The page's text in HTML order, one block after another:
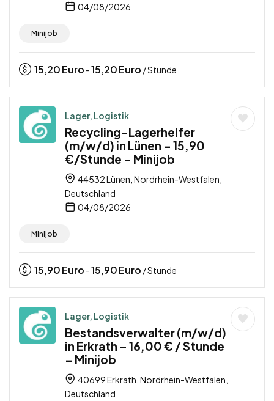
04/08/2026
Minijob
15,20Euro -15,20Euro / Stunde
Lager, Logistik
Recycling-Lagerhelfer
(m/w/d) in Lünen – 15,90
€/Stunde – Minijob
44532 Lünen, Nordrhein-Westfalen,
Deutschland
04/08/2026
Minijob
15,90Euro -15,90Euro / Stunde
Lager, Logistik
Bestandsverwalter (m/w/d)
in Erkrath – 16,00 € / Stunde
– Minijob
40699 Erkrath, Nordrhein-Westfalen,
Deutschland